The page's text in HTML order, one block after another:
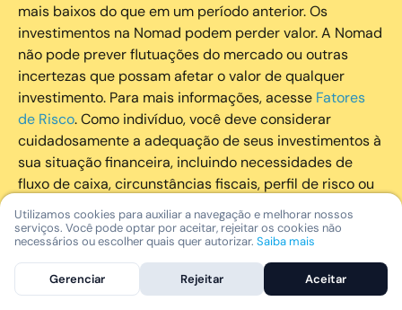
mais baixos do que em um período anterior. Os
investimentos na Nomad podem perder valor. A Nomad
não pode prever flutuações do mercado ou outras
incertezas que possam afetar o valor de qualquer
investimento. Para mais informações, acesse Fatores
de Risco. Como indivíduo, você deve considerar
cuidadosamente a adequação de seus investimentos à
sua situação financeira, incluindo necessidades de
fluxo de caixa, circunstâncias fiscais, perfil de risco ou
outros fatores subjetivos. É recomendado que você
utilize todos os recursos disponíveis para se informar
sobre investimentos de maneira geral e sobre a
composição geral de seu portfólio. Questões fiscais ou
legais relativas aos investimentos realizados através da
Utilizamos cookies para auxiliar a navegação e melhorar nossos
serviços. Você pode optar por aceitar, rejeitar os cookies não
necessários ou escolher quais quer autorizar. Saiba mais
Gerenciar Rejeitar Aceitar